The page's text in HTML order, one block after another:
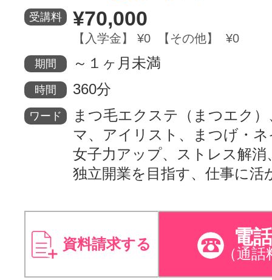
受講料 ¥70,000
【入学金】 ¥0 【その他】 ¥0
期間 ～１ヶ月未満
時間 360分
ワード
まつ毛エクステ（まつエク
マ、アイリスト、まつげ・
女子力アップ、ストレス解消
独立開業を目指す、仕事に活
資料請求する 電
（通話